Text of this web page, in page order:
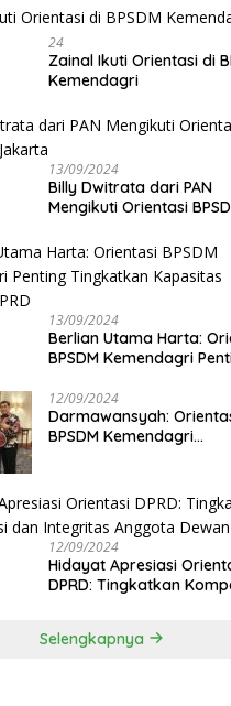
24
Zainal Ikuti Orientasi di
Kemendagri
13/09/2024
Billy Dwitrata dari PAN
Mengikuti Orientasi
13/09/2024
Berlian Utama Harta:
BPSDM Kemendagri
DPRD
12/09/2024
Darmawansyah:
BPSDM Kemendagri
12/09/2024
Hidayat Apresiasi
DPRD: Tingkatkan
Selengkapnya